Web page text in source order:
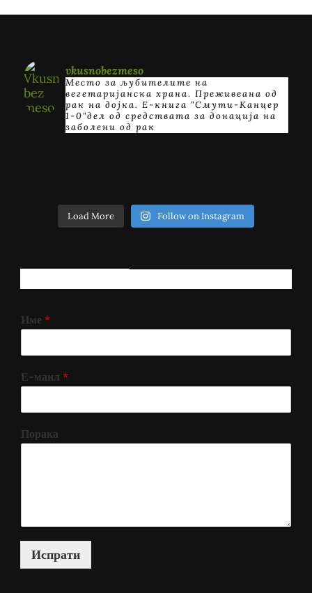
vkusnobezmeso
Место за љубителите на
вегетаријанска храна. Преживеана од
рак на дојка. E-книга "Смути-Канцер
1-0"дел од средствата за донација на
заболени од рак
Load More Follow on Instagram
Име *
Е-маил *
Порака
Испрати